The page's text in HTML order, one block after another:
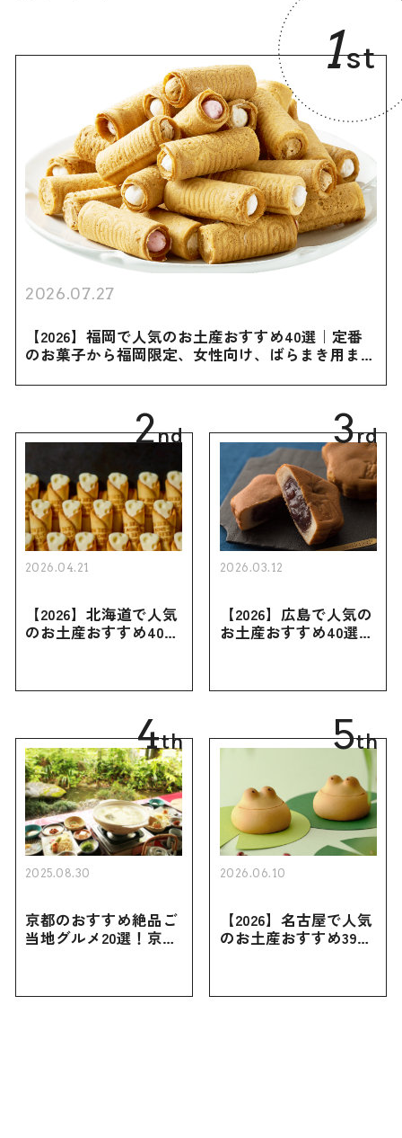
1st
2026.07.27
【2026】福岡で人気のお土産おすすめ40選｜定番
のお菓子から福岡限定、女性向け、ばらまき用まで
2nd
2026.04.21
【2026】北海道で人気
のお土産おすすめ40選
買えない限定品、女性
3rd
2026.03.12
【2026】広島で人気の
お土産おすすめ40選｜
き用、女性向けまで幅
4th
2025.08.30
京都のおすすめ絶品ご
当地グルメ20選！京都
5th
2026.06.10
【2026】名古屋で人気
のお土産おすすめ39選
お土産・ばらまき用ま